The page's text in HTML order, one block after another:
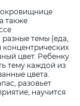
также
темы (еда,
цвет. Ребенку
тему каждой из
цвета.
разовьет
научится